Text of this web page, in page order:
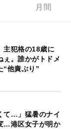
月間
主犯格の18歳に
ぇ。誰かがトドメ
“他責ぶり”
て…」猛暑のナイ
…港区女子が明か